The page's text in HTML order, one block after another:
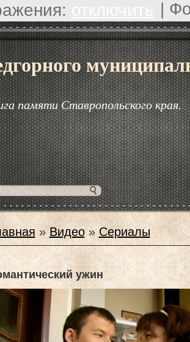
|
памяти Ставропольского края.
»Видео» Сериалы
ужин